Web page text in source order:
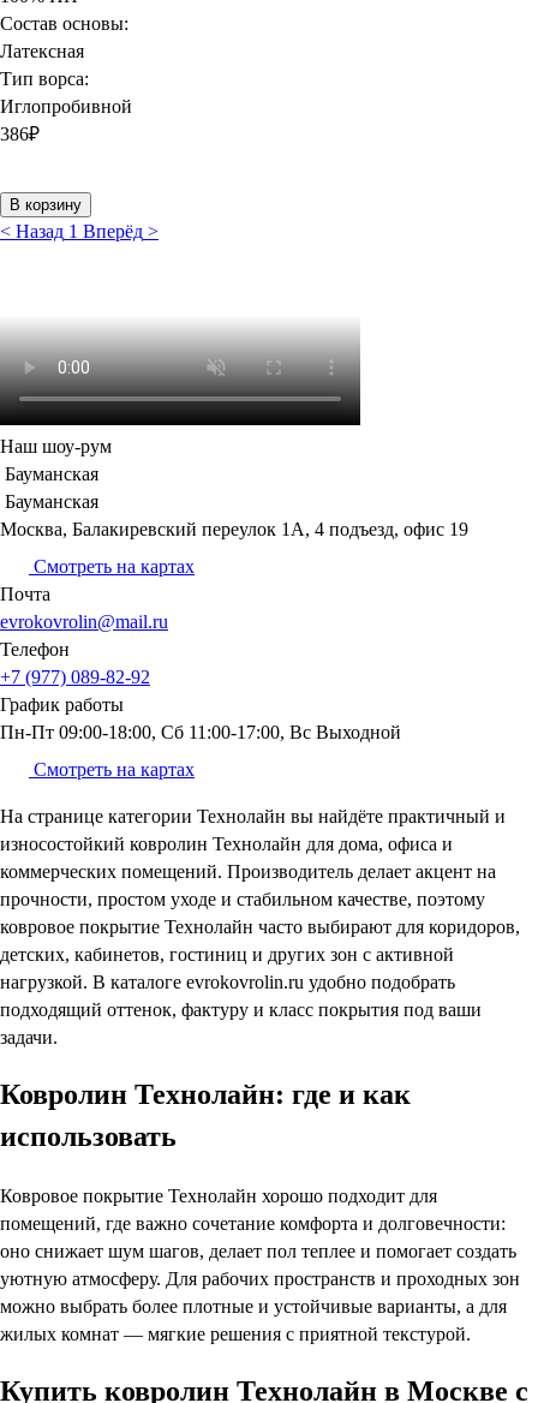
Состав основы:
Латексная
Тип ворса:
Иглопробивной
386₽
В корзину
< Назад 1 Вперёд >
Наш шоу-рум
Бауманская
Бауманская
Москва, Балакиревский переулок 1А, 4 подъезд, офис 19
Смотреть на картах
Почта
evrokovrolin@mail.ru
Телефон
+7 (977) 089-82-92
График работы
Пн-Пт 09:00-18:00, Сб 11:00-17:00, Вс Выходной
Смотреть на картах
На странице категории Технолайн вы найдёте практичный и
износостойкий ковролин Технолайн для дома, офиса и
коммерческих помещений. Производитель делает акцент на
прочности, простом уходе и стабильном качестве, поэтому
ковровое покрытие Технолайн часто выбирают для коридоров,
детских, кабинетов, гостиниц и других зон с активной
нагрузкой. В каталоге evrokovrolin.ru удобно подобрать
подходящий оттенок, фактуру и класс покрытия под ваши
задачи.
Ковролин Технолайн: где и как
использовать
Ковровое покрытие Технолайн хорошо подходит для
помещений, где важно сочетание комфорта и долговечности:
оно снижает шум шагов, делает пол теплее и помогает создать
уютную атмосферу. Для рабочих пространств и проходных зон
можно выбрать более плотные и устойчивые варианты, а для
жилых комнат — мягкие решения с приятной текстурой.
Купить ковролин Технолайн в Москве с